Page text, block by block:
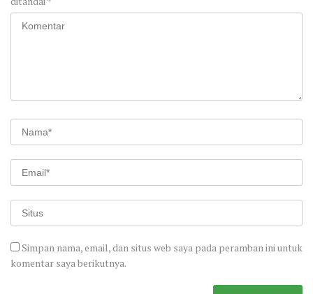
Simpan nama, email, dan situs web saya pada peramban ini untuk
komentar saya berikutnya.